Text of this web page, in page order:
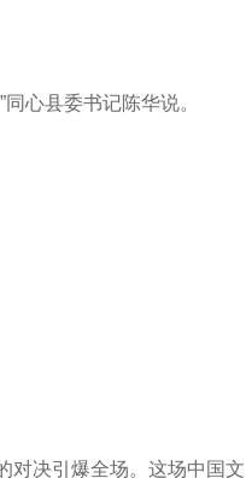
心县委书记陈华说。
对决引爆全场。这场中国文